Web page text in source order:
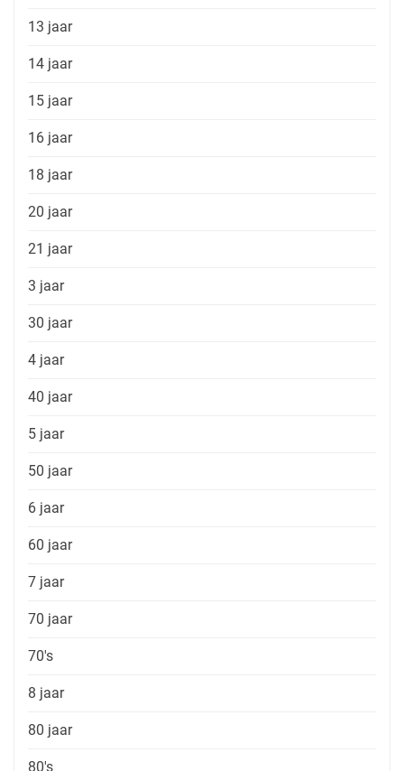
13 jaar
14 jaar
15 jaar
16 jaar
18 jaar
20 jaar
21 jaar
3 jaar
30 jaar
4 jaar
40 jaar
5 jaar
50 jaar
6 jaar
60 jaar
7 jaar
70 jaar
70's
8 jaar
80 jaar
80's